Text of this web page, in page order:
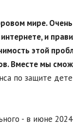
мире.
и
этой
Вместе мы
по защите
- в июне